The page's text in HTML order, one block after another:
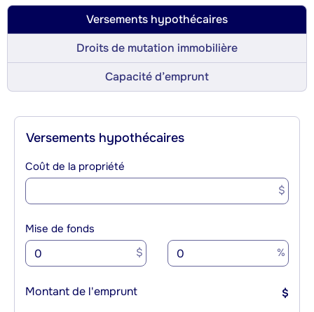
Versements hypothécaires
Droits de mutation immobilière
Capacité d’emprunt
Versements hypothécaires
Coût de la propriété
$
Mise de fonds
$ %
Montant de l'emprunt $